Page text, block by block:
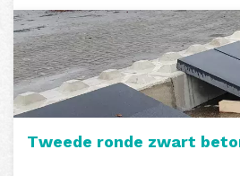
Tweede ronde zwart